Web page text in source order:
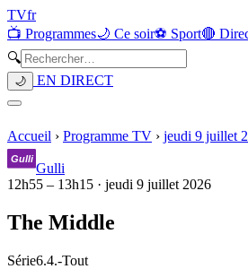
TVfr
📺 Programmes🌙 Ce soir⚽ Sport🔴
🔍
🌙 EN DIRECT
Accueil › Programme TV › jeudi 9 juillet
Gulli
12h55 – 13h15 · jeudi 9 juillet 2026
The Middle
Série6.4.-Tout